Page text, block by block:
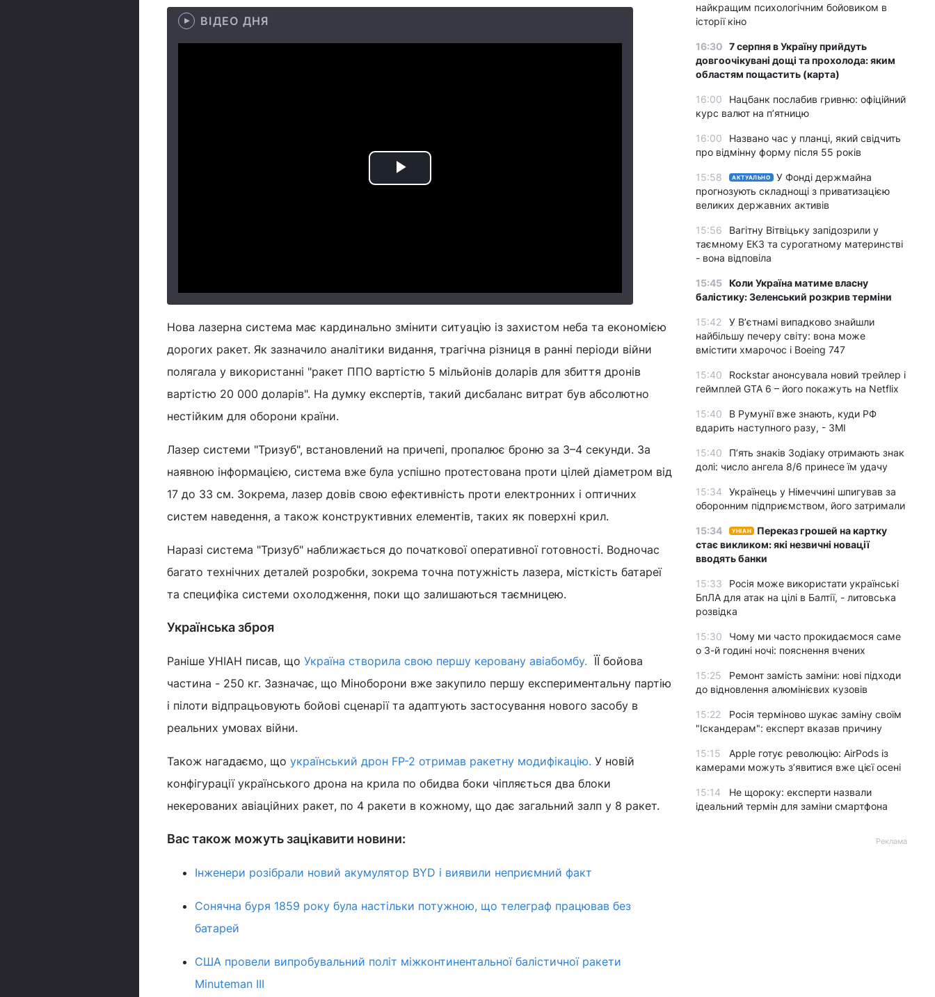
ВІДЕО ДНЯ
Play
Нова лазерна система має кардинально змінити ситуацію із захистом неба та економією
дорогих ракет. Як зазначило аналітики видання, трагічна різниця в ранні періоди війни
полягала у використанні "ракет ППО вартістю 5 мільйонів доларів для збиття дронів
вартістю 20 000 доларів". На думку експертів, такий дисбаланс витрат був абсолютно
нестійким для оборони країни.
Лазер системи "Тризуб", встановлений на причепі, пропалює броню за 3–4 секунди. За
наявною інформацією, система вже була успішно протестована проти цілей діаметром від
17 до 33 см. Зокрема, лазер довів свою ефективність проти електронних і оптичних
систем наведення, а також конструктивних елементів, таких як поверхні крил.
Наразі система "Тризуб" наближається до початкової оперативної готовності. Водночас
багато технічних деталей розробки, зокрема точна потужність лазера, місткість батареї
та специфіка системи охолодження, поки що залишаються таємницею.
Українська зброя
Раніше УНІАН писав, що Україна створила свою першу керовану авіабомбу. ЇЇ бойова
частина - 250 кг. Зазначає, що Міноборони вже закупило першу експериментальну партію
і пілоти відпрацьовують бойові сценарії та адаптують застосування нового засобу в
реальних умовах війни.
Також нагадаємо, що український дрон FP-2 отримав ракетну модифікацію. У новій
конфігурації українського дрона на крила по обидва боки чіпляється два блоки
некерованих авіаційних ракет, по 4 ракети в кожному, що дає загальний залп у 8 ракет.
Вас також можуть зацікавити новини:
Інженери розібрали новий акумулятор BYD і виявили неприємний факт
Сонячна буря 1859 року була настільки потужною, що телеграф працював без
батарей
США провели випробувальний політ міжконтинентальної балістичної ракети
Minuteman III
найкращим психологічним бойовиком в
історії кіно
16:30 7 серпня в Україну прийдуть
довгоочікувані дощі та прохолода: яким
областям пощастить (карта)
16:00
Нацбанк послабив гривню: офіційний
курс валют на п’ятницю
16:00
Названо час у планці, який свідчить
про відмінну форму після 55 років
15:58 АКТУАЛЬНО
У Фонді держмайна
прогнозують складнощі з приватизацією
великих державних активів
15:56
Вагітну Вітвіцьку запідозрили у
таємному ЕКЗ та сурогатному материнстві
- вона відповіла
15:45 Коли Україна матиме власну
балістику: Зеленський розкрив терміни
15:42
У Вʼєтнамі випадково знайшли
найбільшу печеру світу: вона може
вмістити хмарочос і Boeing 747
15:40
Rockstar анонсувала новий трейлер і
геймплей GTA 6 – його покажуть на Netflix
15:40
В Румунії вже знають, куди РФ
вдарить наступного разу, - ЗМІ
15:40
П’ять знаків Зодіаку отримають знак
долі: число ангела 8/6 принесе їм удачу
15:34
Українець у Німеччині шпигував за
оборонним підприємством, його затримали
15:34 УНІАН
Переказ грошей на картку
стає викликом: які незвичні новації
вводять банки
15:33
Росія може використати українські
БпЛА для атак на цілі в Балтії, - литовська
розвідка
15:30
Чому ми часто прокидаємося саме
о 3-й годині ночі: пояснення вчених
15:25
Ремонт замість заміни: нові підходи
до відновлення алюмінієвих кузовів
15:22
Росія терміново шукає заміну своїм
"Іскандерам": експерт вказав причину
15:15
Apple готує революцію: AirPods із
камерами можуть з’явитися вже цієї осені
15:14
Не щороку: експерти назвали
ідеальний термін для заміни смартфона
Реклама